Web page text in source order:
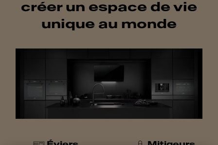
créer un espace de vie
unique au monde